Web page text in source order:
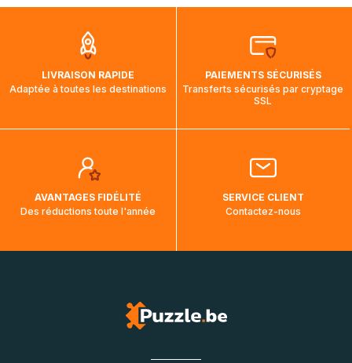
aura touché terre.
LIVRAISON RAPIDE
Adaptée à toutes les destinations
PAIEMENTS SÉCURISÉS
Transferts sécurisés par cryptage
SSL
AVANTAGES FIDÉLITÉ
Des réductions toute l'année
SERVICE CLIENT
Contactez-nous